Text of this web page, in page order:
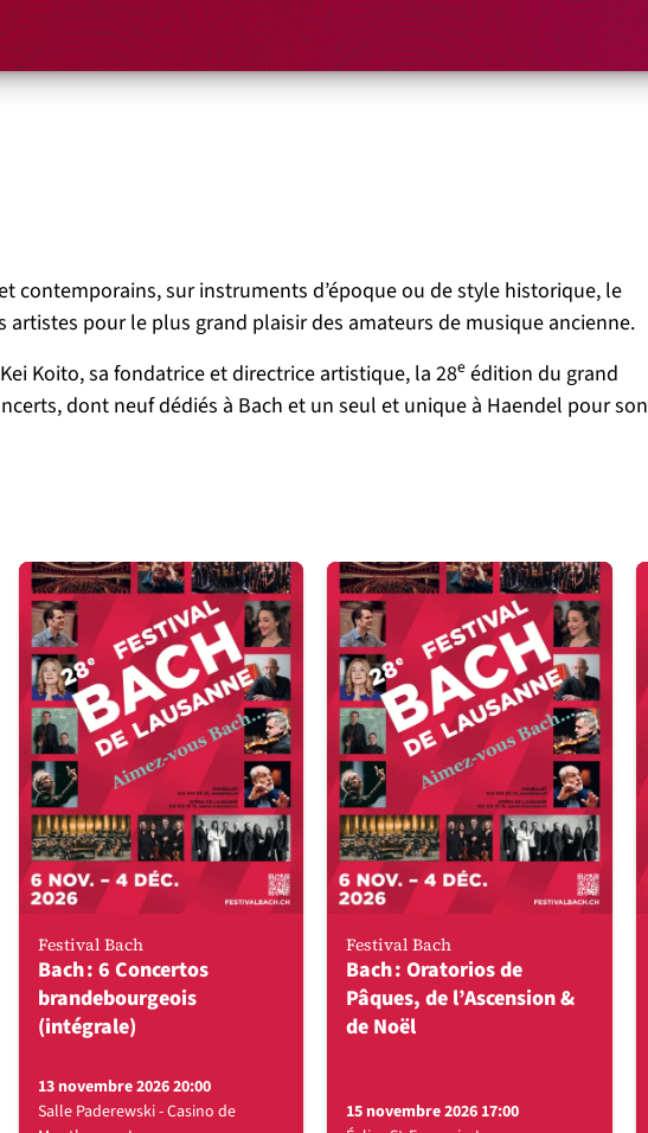
contemporains, sur instruments d’époque ou de style historique, le
pour le plus grand plaisir des amateurs de musique ancienne.
Koito, sa fondatrice et directrice artistique, la 28e édition du grand
dont neuf dédiés à Bach et un seul et unique à Haendel pour son
Festival Bach
Bach : 6 Concertos
brandebourgeois
(intégrale)
13 novembre 2026 20:00
Salle Paderewski - Casino de
Festival Bach
Bach : Oratorios de
Pâques, de l’Ascension &
de Noël
15 novembre 2026 17:00